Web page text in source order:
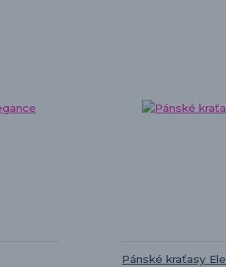
Pánské kraťasy